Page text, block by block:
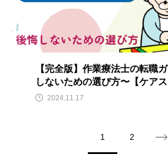
【完全版】作業療法士の転職
しないための選び方〜【ケアス
2024.11.17
1 2